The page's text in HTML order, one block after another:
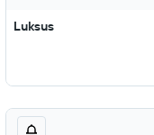
Luksus